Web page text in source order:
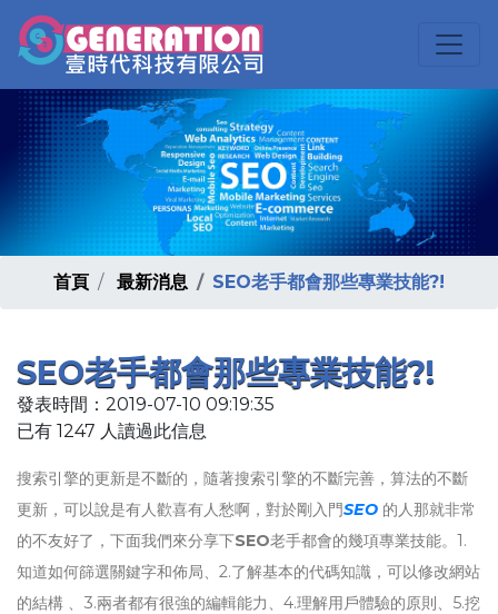
首頁 最新消息 SEO老手都會那些專業技能?!
SEO老手都會那些專業技能?!
發表時間：2019-07-10 09:19:35
已有 1247 人讀過此信息
搜索引擎的更新是不斷的，隨著搜索引擎的不斷完善，算法的不斷
更新，可以說是有人歡喜有人愁啊，對於剛入門SEO 的人那就非常
的不友好了，下面我們來分享下SEO老手都會的幾項專業技能。1.
知道如何篩選關鍵字和佈局、2.了解基本的代碼知識，可以修改網站
的結構 、3.兩者都有很強的編輯能力、4.理解用戶體驗的原則、5.挖